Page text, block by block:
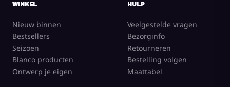
WINKEL
Nieuw binnen
Bestsellers
Seizoen
Blanco producten
Ontwerp je eigen
HULP
Veelgestelde vragen
Bezorginfo
Retourneren
Bestelling volgen
Maattabel